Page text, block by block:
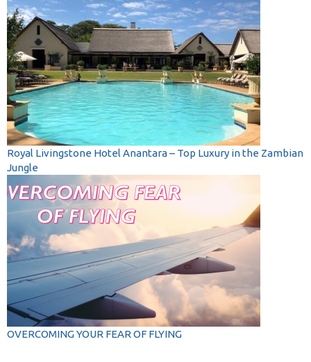
Royal Livingstone Hotel Anantara – Top Luxury in the Zambian
Jungle
OVERCOMING YOUR FEAR OF FLYING